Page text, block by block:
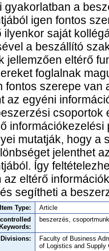
gyakorlatban a
igen fontos
ilyenkor saját
a beszállító
jellemzően eltérő
foglalnak
fontos szerepe
az egyéni
csoportok
mutatják, hogy a
jelenthet
Így
az eltérő
segítheti a
Item Type:
Article
Keywords:
beszerzés,
Divisions:
Faculty of Business
of Logistics and Supply